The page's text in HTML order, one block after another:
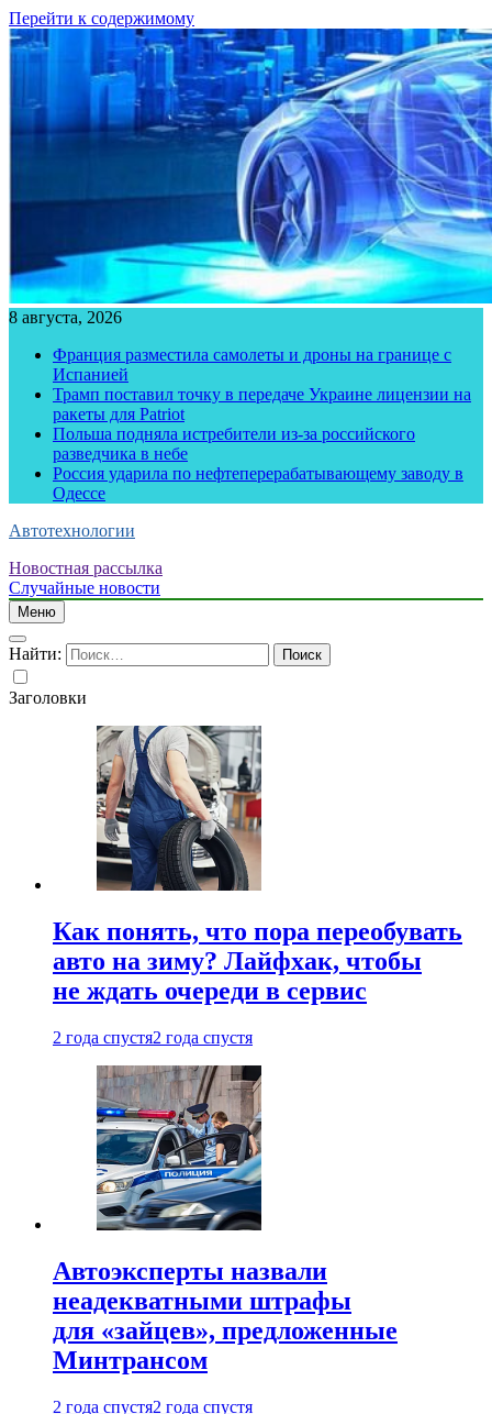
Перейти к содержимому
8 августа, 2026
Франция разместила самолеты и дроны на границе с
Испанией
Трамп поставил точку в передаче Украине лицензии на
ракеты для Patriot
Польша подняла истребители из-за российского
разведчика в небе
Россия ударила по нефтеперерабатывающему заводу в
Одессе
Автотехнологии
Новостная рассылка
Случайные новости
Меню
Найти:
Заголовки
Как понять, что пора переобувать
авто на зиму? Лайфхак, чтобы
не ждать очереди в сервис
2 года спустя2 года спустя
Автоэксперты назвали
неадекватными штрафы
для «зайцев», предложенные
Минтрансом
2 года спустя2 года спустя